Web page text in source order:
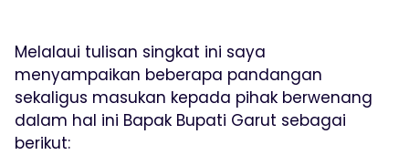
Melalaui tulisan singkat ini saya
menyampaikan beberapa pandangan
sekaligus masukan kepada pihak berwenang
dalam hal ini Bapak Bupati Garut sebagai
berikut: